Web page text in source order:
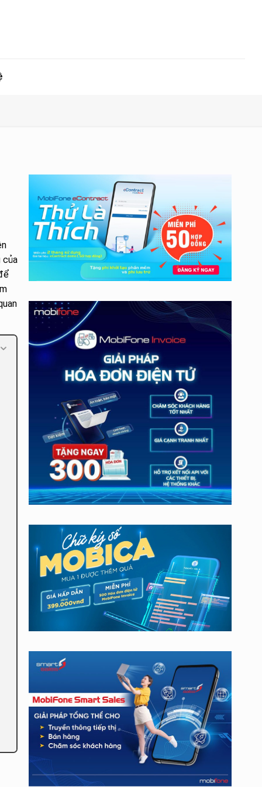
của